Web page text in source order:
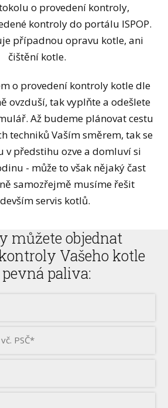
o provedení kontroly,
kontroly do portálu ISPOP.
případnou opravu kotle, ani
čištění kotle.
o provedení kontroly kotle dle
ovzduší, tak vyplňte a odešlete
Až budeme plánovat cestu
techniků Vaším směrem, tak se
v předstihu ozve a domluví si
- může to však nějaký čast
samozřejmě musíme řešit
servis kotlů.
můžete objednat
Vašeho kotle
paliva: